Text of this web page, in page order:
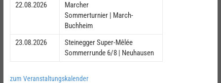
22.08.2026
Marcher
Sommerturnier | March-
Buchheim
23.08.2026
Steinegger Super-Mêlée
Sommerrunde 6/8 | Neuhausen
zum Veranstaltungskalender